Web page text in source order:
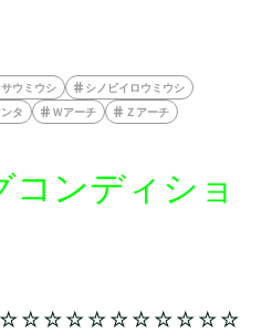
ウミウシ
シノビイロウミウシ
タ Ｗアーチ Ｚアーチ
コンディショ